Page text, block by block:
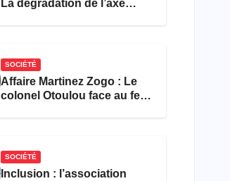
La dégradation de l’axe
SOCIÉTÉ
Affaire Martinez Zogo : Le
colonel Otoulou face au feu
SOCIÉTÉ
Inclusion : l’association